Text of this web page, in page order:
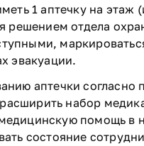
1 аптечку на этаж
решением отдела
эвакуации.
аптечки
набор
помощь в
состояние